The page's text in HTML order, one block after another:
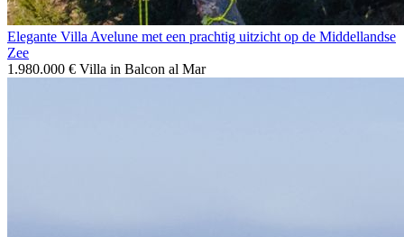
Elegante Villa Avelune met een prachtig uitzicht op de Middellandse
Zee
1.980.000 € Villa in Balcon al Mar